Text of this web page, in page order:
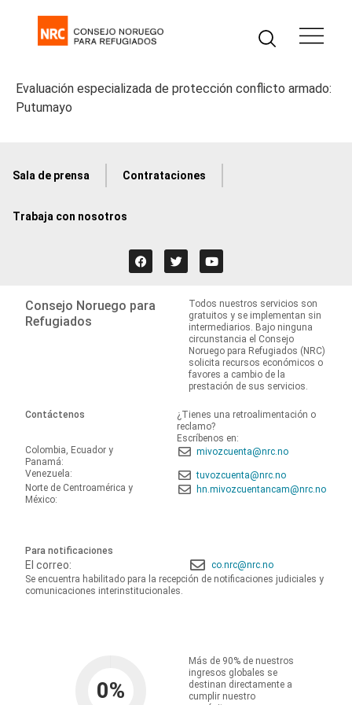
Evaluación especializada de protección conflicto armado:
Putumayo
Sala de prensa Contrataciones
Trabaja con nosotros
Consejo Noruego para
Refugiados
Todos nuestros servicios son
gratuitos y se implementan sin
intermediarios. Bajo ninguna
circunstancia el Consejo
Noruego para Refugiados (NRC)
solicita recursos económicos o
favores a cambio de la
prestación de sus servicios.
Contáctenos
¿Tienes una retroalimentación o
reclamo?
Escríbenos en:
Colombia, Ecuador y
Panamá:
mivozcuenta@nrc.no
Venezuela:
tuvozcuenta@nrc.no
Norte de Centroamérica y
México:
hn.mivozcuentancam@nrc.no
Para notificaciones
El correo:
co.nrc@nrc.no
Se encuentra habilitado para la recepción de notificaciones judiciales y
comunicaciones interinstitucionales.
0%
Más de 90% de nuestros
ingresos globales se
destinan directamente a
cumplir nuestro